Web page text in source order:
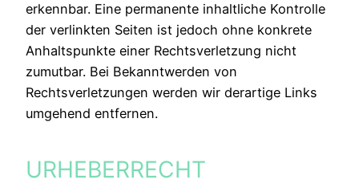
erkennbar. Eine permanente inhaltliche Kontrolle
der verlinkten Seiten ist jedoch ohne konkrete
Anhaltspunkte einer Rechtsverletzung nicht
zumutbar. Bei Bekanntwerden von
Rechtsverletzungen werden wir derartige Links
umgehend entfernen.
URHEBERRECHT